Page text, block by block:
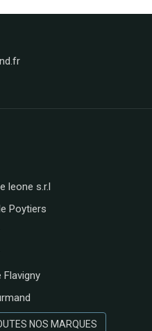
leone s.r.l
Poytiers
Flavigny
NOS MARQUES